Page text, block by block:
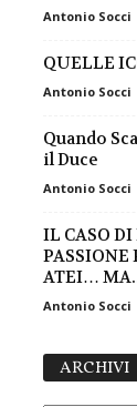
Antonio Socci
QUELLE
Antonio Socci
Quando
il Duce
Antonio Socci
IL CASO
PASSIONE
ATEI…
Antonio Socci
ARCHIVI